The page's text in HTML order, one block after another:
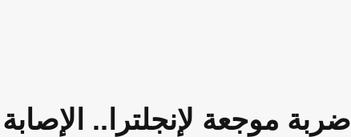
ضربة موجعة لإنجلترا..